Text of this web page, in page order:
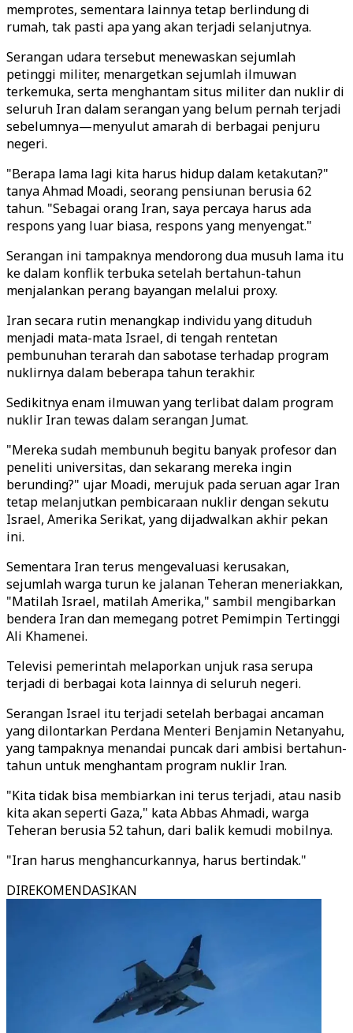
memprotes, sementara lainnya tetap berlindung di
rumah, tak pasti apa yang akan terjadi selanjutnya.
Serangan udara tersebut menewaskan sejumlah
petinggi militer, menargetkan sejumlah ilmuwan
terkemuka, serta menghantam situs militer dan nuklir di
seluruh Iran dalam serangan yang belum pernah terjadi
sebelumnya—menyulut amarah di berbagai penjuru
negeri.
"Berapa lama lagi kita harus hidup dalam ketakutan?"
tanya Ahmad Moadi, seorang pensiunan berusia 62
tahun. "Sebagai orang Iran, saya percaya harus ada
respons yang luar biasa, respons yang menyengat."
Serangan ini tampaknya mendorong dua musuh lama itu
ke dalam konflik terbuka setelah bertahun-tahun
menjalankan perang bayangan melalui proxy.
Iran secara rutin menangkap individu yang dituduh
menjadi mata-mata Israel, di tengah rentetan
pembunuhan terarah dan sabotase terhadap program
nuklirnya dalam beberapa tahun terakhir.
Sedikitnya enam ilmuwan yang terlibat dalam program
nuklir Iran tewas dalam serangan Jumat.
"Mereka sudah membunuh begitu banyak profesor dan
peneliti universitas, dan sekarang mereka ingin
berunding?" ujar Moadi, merujuk pada seruan agar Iran
tetap melanjutkan pembicaraan nuklir dengan sekutu
Israel, Amerika Serikat, yang dijadwalkan akhir pekan
ini.
Sementara Iran terus mengevaluasi kerusakan,
sejumlah warga turun ke jalanan Teheran meneriakkan,
"Matilah Israel, matilah Amerika," sambil mengibarkan
bendera Iran dan memegang potret Pemimpin Tertinggi
Ali Khamenei.
Televisi pemerintah melaporkan unjuk rasa serupa
terjadi di berbagai kota lainnya di seluruh negeri.
Serangan Israel itu terjadi setelah berbagai ancaman
yang dilontarkan Perdana Menteri Benjamin Netanyahu,
yang tampaknya menandai puncak dari ambisi bertahun-
tahun untuk menghantam program nuklir Iran.
"Kita tidak bisa membiarkan ini terus terjadi, atau nasib
kita akan seperti Gaza," kata Abbas Ahmadi, warga
Teheran berusia 52 tahun, dari balik kemudi mobilnya.
"Iran harus menghancurkannya, harus bertindak."
DIREKOMENDASIKAN